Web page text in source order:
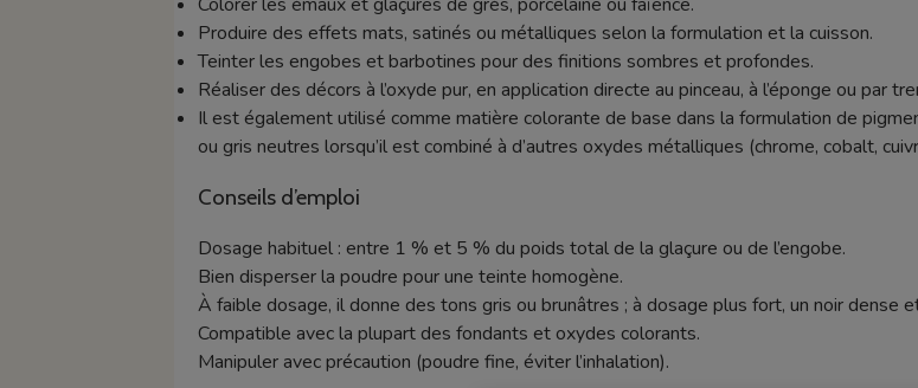
Produire des effets mats, satinés ou métalliques selon la formulation et la cuisson.
Teinter les engobes et barbotines pour des finitions sombres et profondes.
Réaliser des décors à l’oxyde pur, en application directe au pinceau, à l’éponge ou par
Il est également utilisé comme matière colorante de base dans la formulation de
ou gris neutres lorsqu’il est combiné à d’autres oxydes métalliques (chrome, cobalt,
Conseils d’emploi
Dosage habituel : entre 1 % et 5 % du poids total de la glaçure ou de l’engobe.
Bien disperser la poudre pour une teinte homogène.
À faible dosage, il donne des tons gris ou brunâtres ; à dosage plus fort, un noir dense
Compatible avec la plupart des fondants et oxydes colorants.
Manipuler avec précaution (poudre fine, éviter l’inhalation).